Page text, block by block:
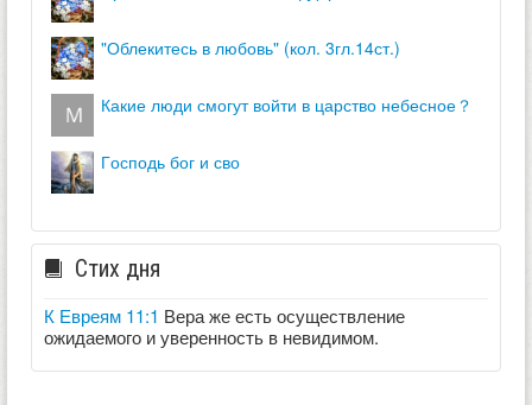
"облекитесь в любовь" (кол. 3гл.14ст.)
какие люди смогут войти в царство небесное？
господь бог и сво
Стих дня
К Евреям 11:1 Вера же есть осуществление
ожидаемого и уверенность в невидимом.